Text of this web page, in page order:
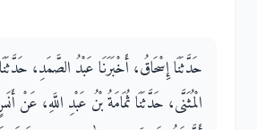
حَدَّثَنَا إِسْحَاقُ، أَخْبَرَنَا عَبْدُ الصَّمَدِ،
الْمُثَنَّى، حَدَّثَنَا ثُمَامَةُ بْنُ عَبْدِ اللَّهِ، عَنْ